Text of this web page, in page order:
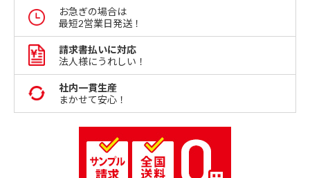
お急ぎの場合は
最短2営業日発送！
請求書払いに対応
法人様にうれしい！
社内一貫生産
まかせて安心！